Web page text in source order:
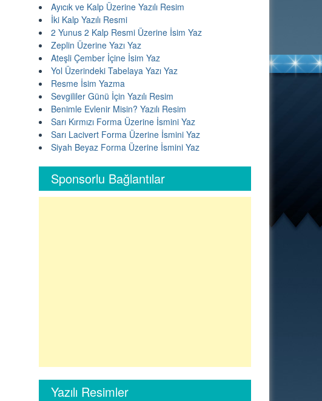
Ayıcık ve Kalp Üzerine Yazılı Resim
İki Kalp Yazılı Resmi
2 Yunus 2 Kalp Resmi Üzerine İsim Yaz
Zeplin Üzerine Yazı Yaz
Ateşli Çember İçine İsim Yaz
Yol Üzerindeki Tabelaya Yazı Yaz
Resme İsim Yazma
Sevgililer Günü İçin Yazılı Resim
Benimle Evlenir Misin? Yazılı Resim
Sarı Kırmızı Forma Üzerine İsmini Yaz
Sarı Lacivert Forma Üzerine İsmini Yaz
Siyah Beyaz Forma Üzerine İsmini Yaz
Sponsorlu Bağlantılar
Yazılı Resimler